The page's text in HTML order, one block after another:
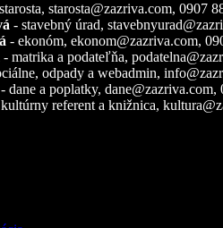
starosta@zazriva.com, 0907
- stavebný úrad,
- ekonóm, ekonom@zazriva.com,
- matrika a podateľňa,
odpady a webadmin,
- dane a poplatky, dane@zazriva.com,
referent a knižnica,